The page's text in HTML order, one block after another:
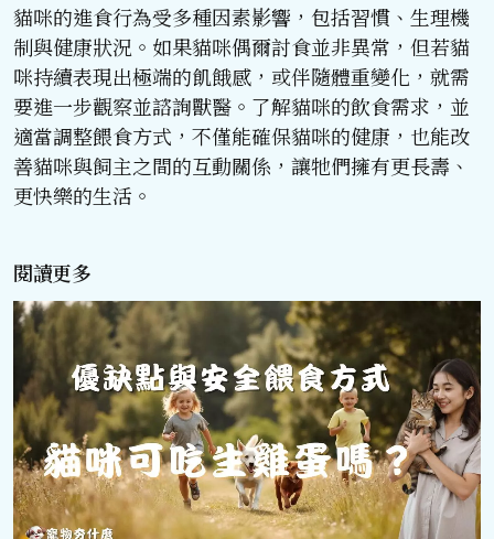
貓咪的進食行為受多種因素影響，包括習慣、生理機
制與健康狀況。如果貓咪偶爾討食並非異常，但若貓
咪持續表現出極端的飢餓感，或伴隨體重變化，就需
要進一步觀察並諮詢獸醫。了解貓咪的飲食需求，並
適當調整餵食方式，不僅能確保貓咪的健康，也能改
善貓咪與飼主之間的互動關係，讓牠們擁有更長壽、
更快樂的生活。
閱讀更多